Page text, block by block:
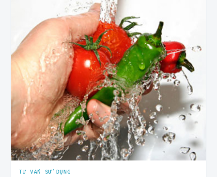
TƯ VẤN SỬ DỤNG